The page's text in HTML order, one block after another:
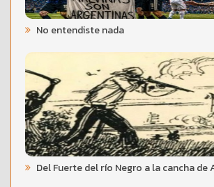
No entendiste nada
Del Fuerte del río Negro a la cancha de